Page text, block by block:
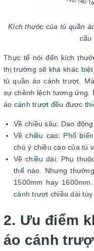
Kích thước của tủ quần
cầu
Thực tế nói đến kích
thị trường sẽ khá khác
tủ quần áo cánh trượt.
sự chênh lệch tương ứng.
áo cánh trượt đều được
Về chiều sâu: Dao
Về chiều cao: Phổ
chú ý chiều cao của tủ
Về chiều dài: Phụ
thế nào. Nhưng
1500mm hay
cánh trượt chiều dài
2. Ưu điểm
áo cánh